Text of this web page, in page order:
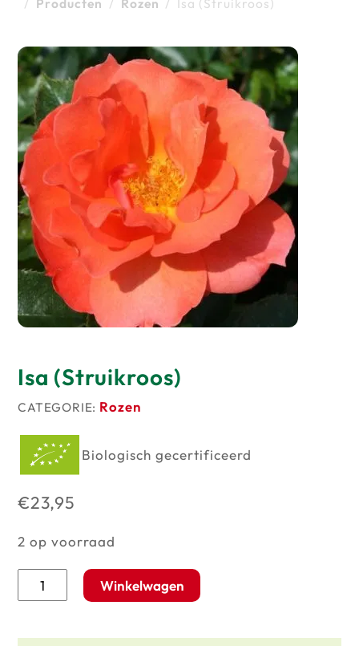
/ Producten / Rozen / Isa (Struikroos)
Isa (Struikroos)
CATEGORIE: Rozen
Biologisch gecertificeerd
€23,95
2 op voorraad
(Struikroos)
Winkelwagen